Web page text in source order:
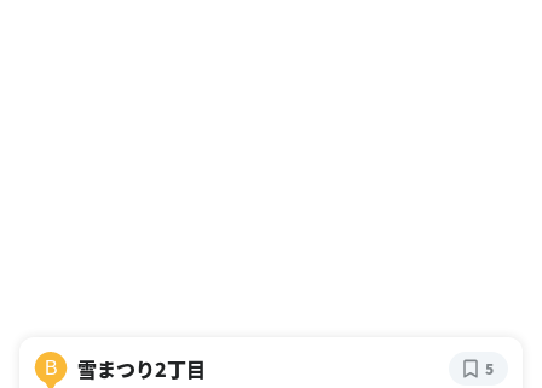
B 雪まつり2丁目 5